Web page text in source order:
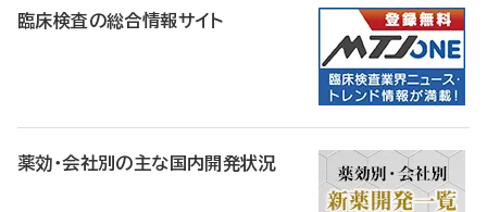
臨床検査の総合情報サイト
薬効・会社別の主な国内開発状況